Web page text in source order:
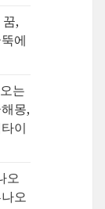
,
에
는
몽,
이
오
오